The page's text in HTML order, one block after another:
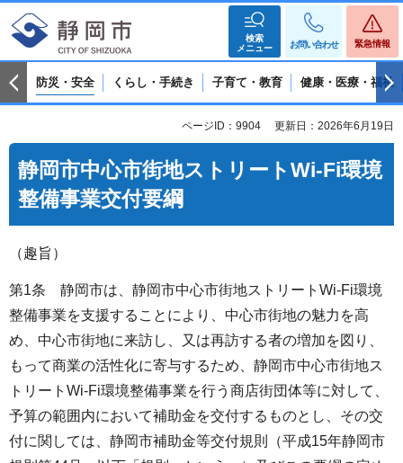
検索
メニュー
お問い合わせ 緊急情報
防災・安全 くらし・手続き 子育て・教育 健康・医療・福祉
ページID：9904 更新日：2026年6月19日
静岡市中心市街地ストリートWi-Fi環境
整備事業交付要綱
（趣旨）
第1条 静岡市は、静岡市中心市街地ストリートWi-Fi環境
整備事業を支援することにより、中心市街地の魅力を高
め、中心市街地に来訪し、又は再訪する者の増加を図り、
もって商業の活性化に寄与するため、静岡市中心市街地ス
トリートWi-Fi環境整備事業を行う商店街団体等に対して、
予算の範囲内において補助金を交付するものとし、その交
付に関しては、静岡市補助金等交付規則（平成15年静岡市